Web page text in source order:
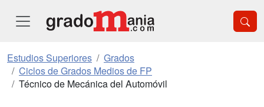
Estudios Superiores
Grados
Ciclos de Grados Medios de FP
Técnico de Mecánica del Automóvil